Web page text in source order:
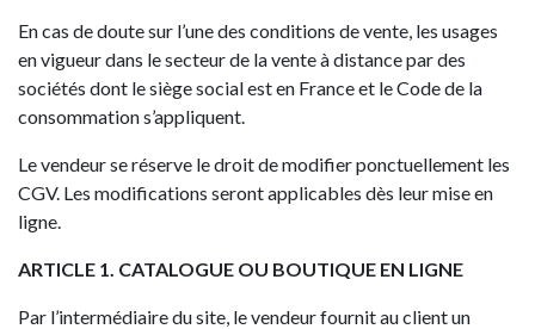
En cas de doute sur l’une des conditions de vente, les usages
en vigueur dans le secteur de la vente à distance par des
sociétés dont le siège social est en France et le Code de la
consommation s’appliquent.
Le vendeur se réserve le droit de modifier ponctuellement les
CGV. Les modifications seront applicables dès leur mise en
ligne.
ARTICLE 1. CATALOGUE OU BOUTIQUE EN LIGNE
Par l’intermédiaire du site, le vendeur fournit au client un